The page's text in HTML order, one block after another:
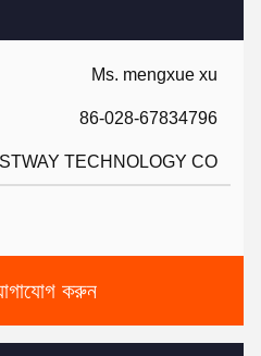
Ms. mengxue xu
86-028-67834796
TECHNOLOGY CO
করুন